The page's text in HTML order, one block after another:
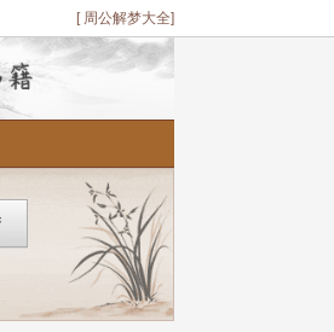
[ 周公解梦大全]